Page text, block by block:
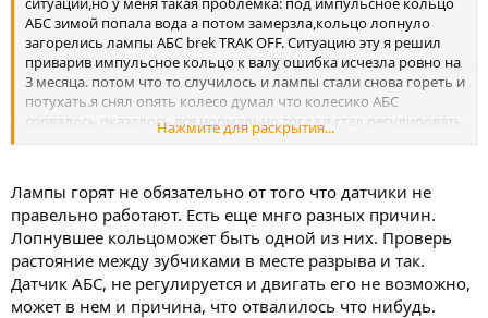
АБС зимой попала вода а потом замерзла,кольцо лопнуло
загорелись лампы АБС brek TRAK OFF. Ситуацию эту я решил
приварив импульсное кольцо к валу ошибка исчезла ровно на
3 месяца. потом что то случилось и лампы стали снова гореть и
потухать.я снял опять колесо думал что колесико АБС
сорвалось,оказалось все нормально тогда я стал регулировать
положение дачика АБС влево-право стало уже...короче уже
мешали)...посоветуйте что делать.Авто сервиса по близости
нет)))спасибо
Нажмите для раскрытия...
Лампы горят не обязательно от того что датчики не
правельно работают. Есть еще мнго разных причин.
Лопнувшее кольцоможет быть одной из них. Проверь
растояние между зубчиками в месте разрыва и так.
Датчик АБС, не регулируется и двигать его не возможно,
может в нем и причина, что отвалилось что нибудь.